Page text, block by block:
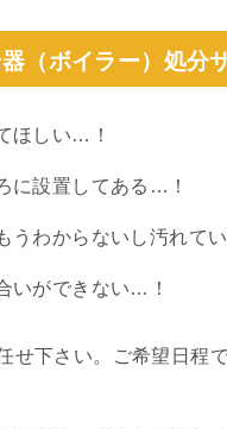
（ボイラー）処分
ほしい…！
に設置してある…！
うわからないし汚れて
いができない…！
せ下さい。ご希望日程